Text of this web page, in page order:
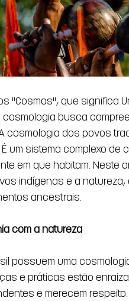
"Cosmos", que significa
busca
cosmologia dos povos
um sistema complexo
em que habitam. Neste
indígenas e a
ancestrais.
com a natureza
possuem uma
e práticas estão
e merecem